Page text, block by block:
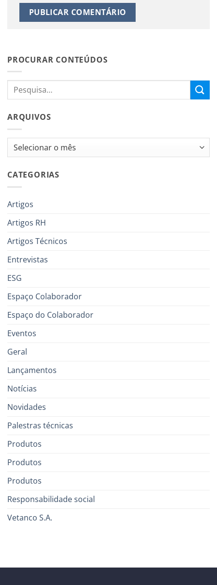
PROCURAR CONTEÚDOS
ARQUIVOS
Arquivos
CATEGORIAS
Artigos
Artigos RH
Artigos Técnicos
Entrevistas
ESG
Espaço Colaborador
Espaço do Colaborador
Eventos
Geral
Lançamentos
Notícias
Novidades
Palestras técnicas
Produtos
Produtos
Produtos
Responsabilidade social
Vetanco S.A.